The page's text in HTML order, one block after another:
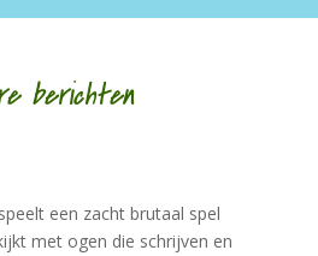
een zacht brutaal spel
met ogen die schrijven en